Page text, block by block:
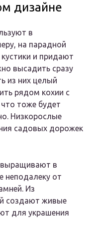
дизайне
в
на парадной
и придают
высадить сразу
из них целый
рядом кохии с
тоже будет
Низкорослые
садовых дорожек
выращивают в
неподалеку от
Из
создают живые
для украшения